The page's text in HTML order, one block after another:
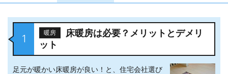
1
暖房
床暖房は必要？メリットとデメリ
ット
足元が暖かい床暖房が良い！と、住宅会社選び